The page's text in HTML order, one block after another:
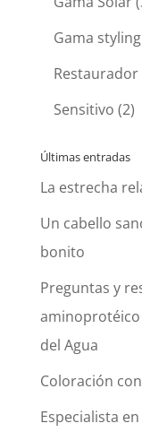
Gama styling
Restaurador
Sensitivo (2)
Últimas entradas
La estrecha
Un cabello
bonito
Preguntas y
del Agua
Coloración
Especialista